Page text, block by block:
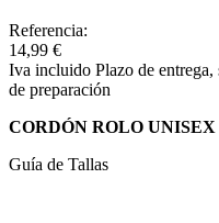
Referencia:
14,99 €
Iva incluido Plazo de
de preparación
CORDÓN ROLO
Guía de Tallas